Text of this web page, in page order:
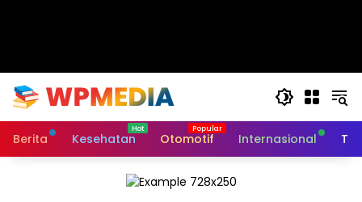
Berita Kesehatan Otomotif Internasional